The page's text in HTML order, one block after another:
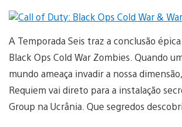
A Temporada Seis traz a conclusão
Black Ops Cold War Zombies. Quando
mundo ameaça invadir a nossa
Requiem vai direto para a instalação
Group na Ucrânia. Que segredos